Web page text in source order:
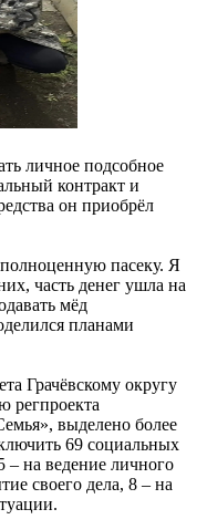
личное подсобное
контракт и
он приобрёл
пасеку. Я
часть денег ушла на
мёд
планами
Грачёвскому округу
регпроекта
выделено более
69 социальных
– на ведение личного
своего дела, 8 – на